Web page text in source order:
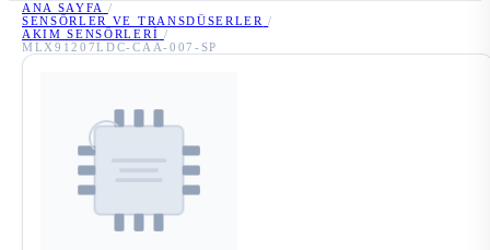
ANA SAYFA /
SENSÖRLER VE TRANSDÜSERLER
/
AKIM SENSÖRLERI /
MLX91207LDC-CAA-007-SP